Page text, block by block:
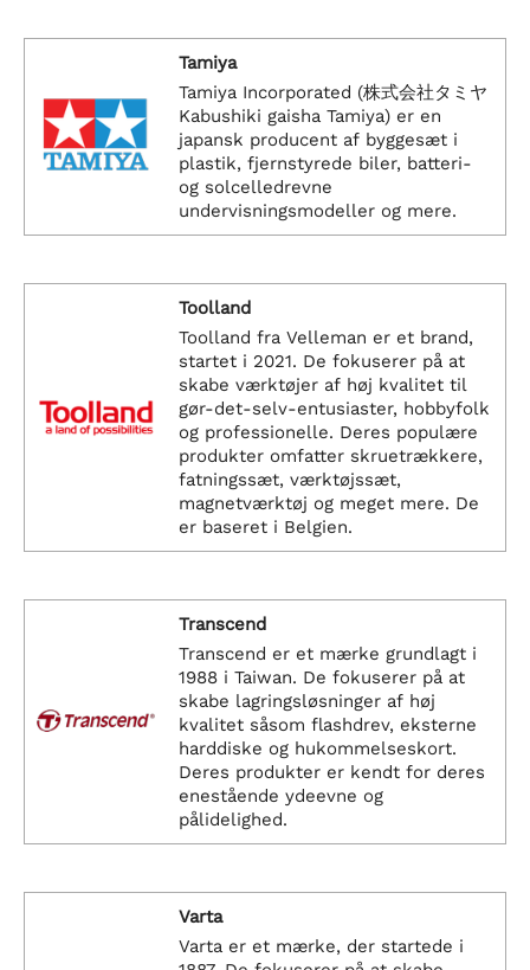
Tamiya
Tamiya Incorporated (株式会社タミヤ
Kabushiki gaisha Tamiya) er en
japansk producent af byggesæt i
plastik, fjernstyrede biler, batteri-
og solcelledrevne
undervisningsmodeller og mere.
Toolland
Toolland fra Velleman er et brand,
startet i 2021. De fokuserer på at
skabe værktøjer af høj kvalitet til
gør-det-selv-entusiaster, hobbyfolk
og professionelle. Deres populære
produkter omfatter skruetrækkere,
fatningssæt, værktøjssæt,
magnetværktøj og meget mere. De
er baseret i Belgien.
Transcend
Transcend er et mærke grundlagt i
1988 i Taiwan. De fokuserer på at
skabe lagringsløsninger af høj
kvalitet såsom flashdrev, eksterne
harddiske og hukommelseskort.
Deres produkter er kendt for deres
enestående ydeevne og
pålidelighed.
Varta
Varta er et mærke, der startede i